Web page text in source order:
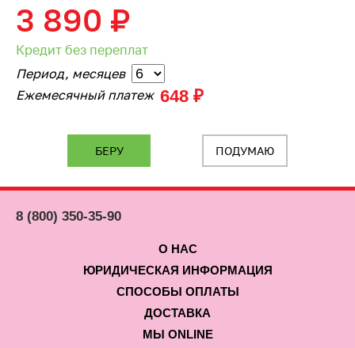
3 890 ₽
Кредит без переплат
Период, месяцев
Ежемесячный платеж 648 ₽
ПОДУМАЮ
8 (800) 350-35-90
О НАС
ЮРИДИЧЕСКАЯ ИНФОРМАЦИЯ
СПОСОБЫ ОПЛАТЫ
ДОСТАВКА
МЫ ONLINE